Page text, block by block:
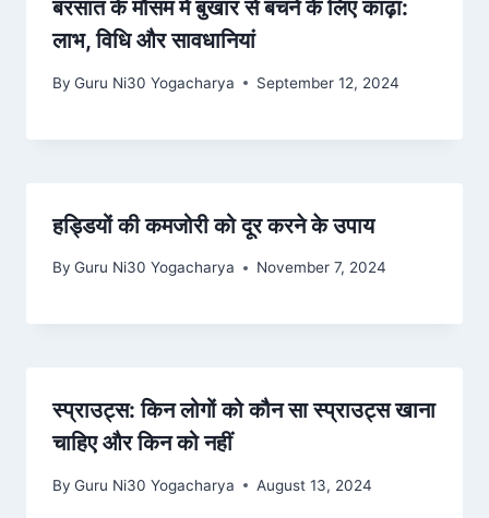
बरसात के मौसम में बुखार से बचने के लिए काढ़ा:
लाभ, विधि और सावधानियां
By Guru Ni30 Yogacharya September 12, 2024
हड्डियों की कमजोरी को दूर करने के उपाय
By Guru Ni30 Yogacharya November 7, 2024
स्प्राउट्स: किन लोगों को कौन सा स्प्राउट्स खाना
चाहिए और किन को नहीं
By Guru Ni30 Yogacharya August 13, 2024